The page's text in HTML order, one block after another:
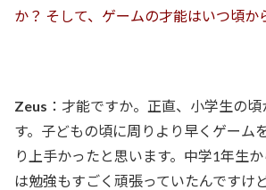
か？ そして、ゲームの才能はいつ頃か
Zeus ：才能ですか。正直、小学生の
す。子どもの頃に周りより早くゲーム
り上手かったと思います。中学1年生
は勉強もすごく頑張っていたんですけ